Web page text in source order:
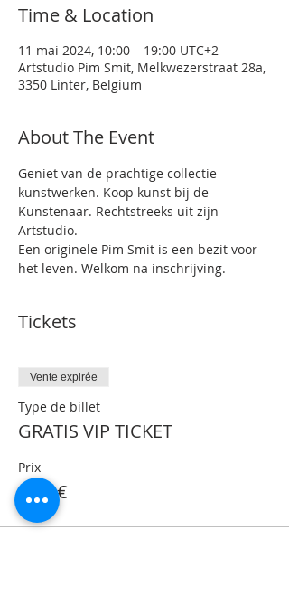
Time & Location
11 mai 2024, 10:00 – 19:00 UTC+2
Artstudio Pim Smit, Melkwezerstraat 28a,
3350 Linter, Belgium
About The Event
Geniet van de prachtige collectie
kunstwerken. Koop kunst bij de
Kunstenaar. Rechtstreeks uit zijn
Artstudio.
Een originele Pim Smit is een bezit voor
het leven. Welkom na inschrijving.
Tickets
Vente expirée
Type de billet
GRATIS VIP TICKET
Prix
0,00 €